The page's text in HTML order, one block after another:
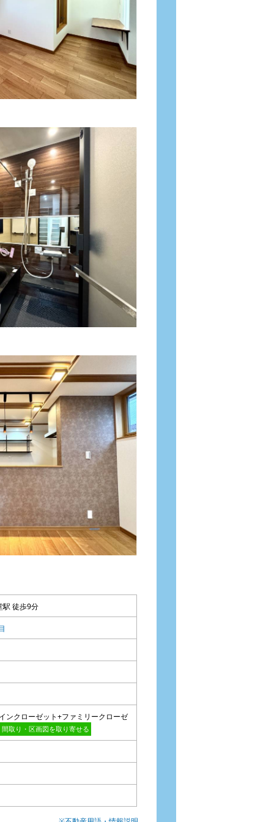
駅 徒歩9分
ンクローゼット+ファミリークローゼ
間取り・区画図を取り寄せる